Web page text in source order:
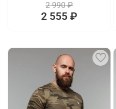
2 990 ₽
2 555 ₽